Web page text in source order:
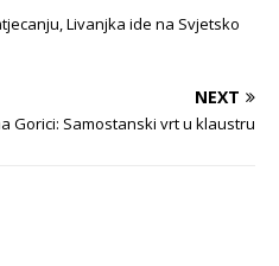
Livanjka ide na Svjetsko
NEXT
Gorici: Samostanski vrt u klaustru